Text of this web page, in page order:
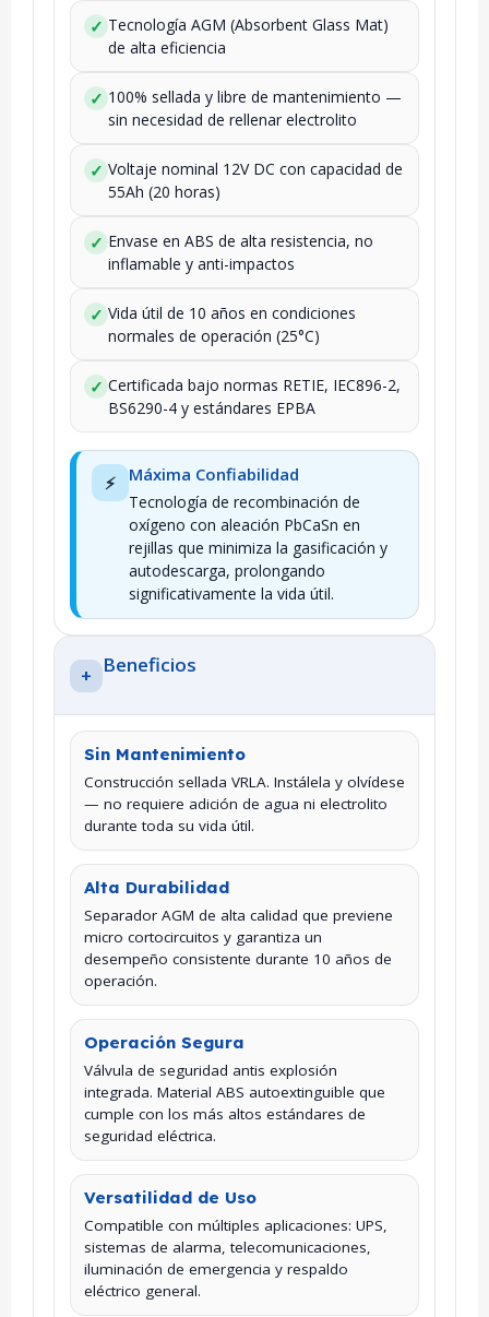
✓ Tecnología AGM (Absorbent Glass Mat)
de alta eficiencia
✓ 100% sellada y libre de mantenimiento —
sin necesidad de rellenar electrolito
✓ Voltaje nominal 12V DC con capacidad de
55Ah (20 horas)
✓ Envase en ABS de alta resistencia, no
inflamable y anti-impactos
✓ Vida útil de 10 años en condiciones
normales de operación (25°C)
✓ Certificada bajo normas RETIE, IEC896-2,
BS6290-4 y estándares EPBA
⚡ Máxima Confiabilidad
Tecnología de recombinación de
oxígeno con aleación PbCaSn en
rejillas que minimiza la gasificación y
autodescarga, prolongando
significativamente la vida útil.
+ Beneficios
Sin Mantenimiento
Construcción sellada VRLA. Instálela y olvídese
— no requiere adición de agua ni electrolito
durante toda su vida útil.
Alta Durabilidad
Separador AGM de alta calidad que previene
micro cortocircuitos y garantiza un
desempeño consistente durante 10 años de
operación.
Operación Segura
Válvula de seguridad antis explosión
integrada. Material ABS autoextinguible que
cumple con los más altos estándares de
seguridad eléctrica.
Versatilidad de Uso
Compatible con múltiples aplicaciones: UPS,
sistemas de alarma, telecomunicaciones,
iluminación de emergencia y respaldo
eléctrico general.